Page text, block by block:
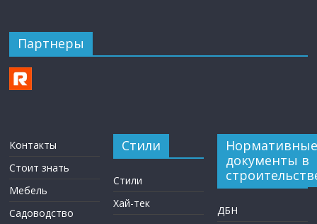
Партнеры
Контакты
Стоит знать
Мебель
Садоводство
Стили
Стили
Хай-тек
Нормативные
документы в
ДБН